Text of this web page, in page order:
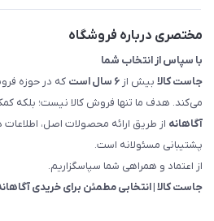
مختصری درباره فروشگاه
با سپاس از انتخاب شما
جاست کالا بیش از ۶ سال است
که در حوزه
می‌کند. هدف ما تنها فروش کالا نیست؛ بلکه
آگاهانه از طریق ارائه محصولات اصل،
پشتیبانی مسئولانه است.
از اعتماد و همراهی شما سپاسگزاریم.
جاست کالا | انتخابی مطمئن برای خریدی